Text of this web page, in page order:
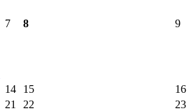
7 8 9
14 15
16
21 22 23